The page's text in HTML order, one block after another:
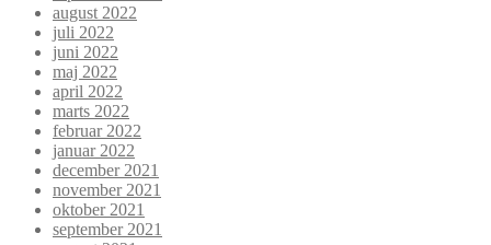
august 2022
juli 2022
juni 2022
maj 2022
april 2022
marts 2022
februar 2022
januar 2022
december 2021
november 2021
oktober 2021
september 2021